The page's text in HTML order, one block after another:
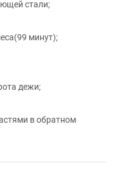
стали;
минут);
дежи;
в обратном